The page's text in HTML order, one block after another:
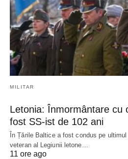
MILITAR
Letonia: Înmormântare cu
fost SS-ist de 102 ani
În Țările Baltice a fost condus pe
veteran al Legiunii letone…
11 ore ago